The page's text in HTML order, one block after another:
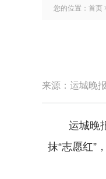
您的位置： 首页
来源：运城晚报
运城晚
抹“志愿红”